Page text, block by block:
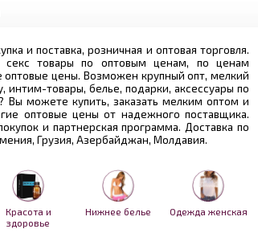
и поставка, розничная и оптовая торговля.
товары по оптовым ценам, по ценам
оптовые цены. Возможен крупный опт, мелкий
интим-товары, белье, подарки, аксессуары по
Вы можете купить, заказать мелким оптом и
оптовые цены от надежного поставщика.
и партнерская программа. Доставка по
Грузия, Азербайджан, Молдавия.
Красота и
здоровье
Нижнее белье Одежда женская